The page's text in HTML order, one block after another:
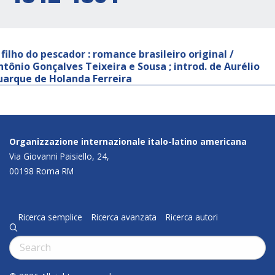
filho do pescador : romance brasileiro original /
Gonçalves Teixeira e Sousa ; introd. de Aurélio
de Holanda Ferreira
Organizzazione internazionale italo-latino americana
Via Giovanni Paisiello, 24,
00198 Roma RM
Ricerca semplice Ricerca avanzata Ricerca autori
q
Cerca: